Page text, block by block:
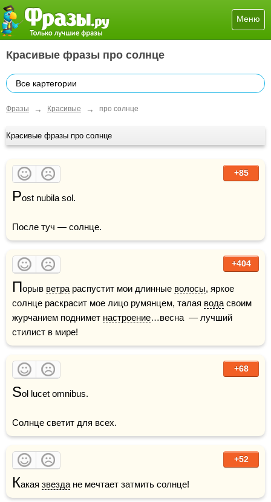
Меню
Красивые фразы про солнце
Все картегории
Фразы → Красивые → про солнце
Красивые фразы про солнце
+85
Post nubila sol.
После туч — солнце.
+404
Порыв ветра распустит мои длинные волосы, яркое
солнце раскрасит мое лицо румянцем, талая вода своим
журчанием поднимет настроение…весна  — лучший
стилист в мире!
+68
Sol lucet omnibus.
Солнце светит для всех.
+52
Какая звезда не мечтает затмить солнце!